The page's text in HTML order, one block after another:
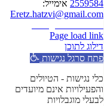
2559584 אימייל:
Eretz.hatzvi@gmail.com
Page load link
דילוג לתוכן
פתח סרגל נגישות
כלי נגישות - הטיולים
והפעילויות אינם מיועדים
לבעלי מוגבלויות